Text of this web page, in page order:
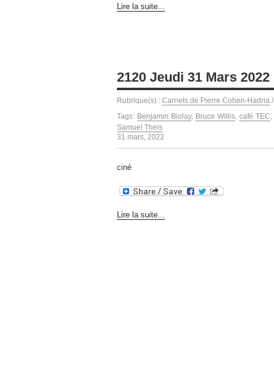
Lire la suite...
2120 Jeudi 31 Mars 2022
Rubrique(s) : Carnets de Pierre Cohen-Hadria /
Tags: Benjamin Biolay, Bruce Willis café TEC
Samuel Theis
31 mars, 2022
ciné
Lire la suite...